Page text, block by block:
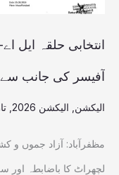
آفیسر کی جانب سے
الیکشن الیکشن 2026
لچھراٹ کا باضابطہ اور
آفیسر
کی
باضابطہ
فارم
27